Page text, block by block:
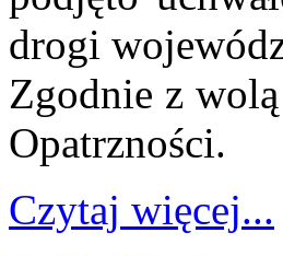
drogi
Zgodnie z
Opatrzności.
Czytaj więcej...